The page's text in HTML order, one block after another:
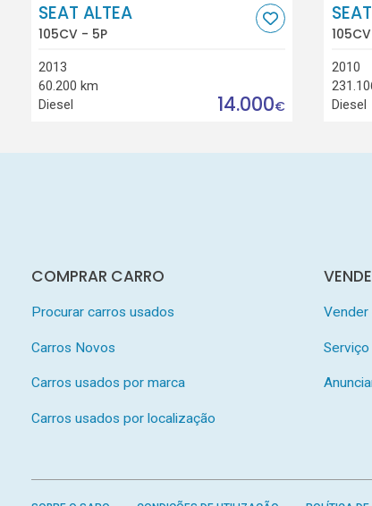
SEAT ALTEA
105CV - 5P
2013
60.200 km
Diesel
14.000€
2010
Diesel
COMPRAR CARRO
Procurar carros usados
Carros Novos
Carros usados por marca
Carros usados por localização
Vender